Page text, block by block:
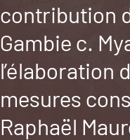
contribution
Gambie c.
l’élaboration
mesures
Raphaël